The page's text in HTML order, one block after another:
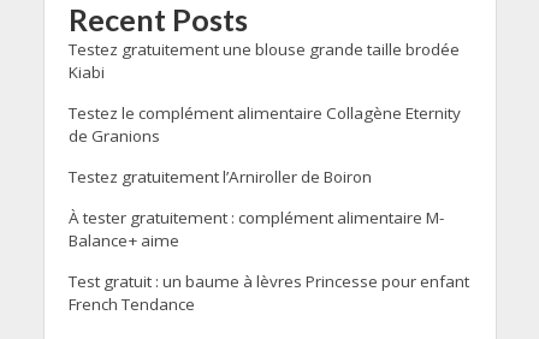
Recent Posts
Testez gratuitement une blouse grande taille brodée
Kiabi
Testez le complément alimentaire Collagène Eternity
de Granions
Testez gratuitement l’Arniroller de Boiron
À tester gratuitement : complément alimentaire M-
Balance+ aime
Test gratuit : un baume à lèvres Princesse pour enfant
French Tendance